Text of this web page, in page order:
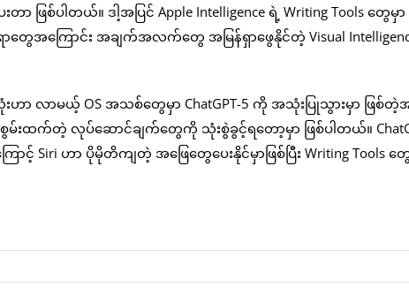
စ်ပါတယ်။ ဒါ့အပြင် Apple Intelligence ရဲ့ Writing Tools တွေမှာ
အကြောင်း အချက်အလက်တွေ အမြန်ရှာဖွေနိုင်တဲ့ Visual
ာ လာမယ့် OS အသစ်တွေမှာ ChatGPT-5 ကို အသုံးပြုသွားမှာ ဖြစ်
ထက်တဲ့ လုပ်ဆောင်ချက်တွေကို သုံးစွဲခွင့်ရတော့မှာ ဖြစ်ပါတယ်။
င့် Siri ဟာ ပိုမိုတိကျတဲ့ အဖြေတွေပေးနိုင်မှာဖြစ်ပြီး Writing Tools